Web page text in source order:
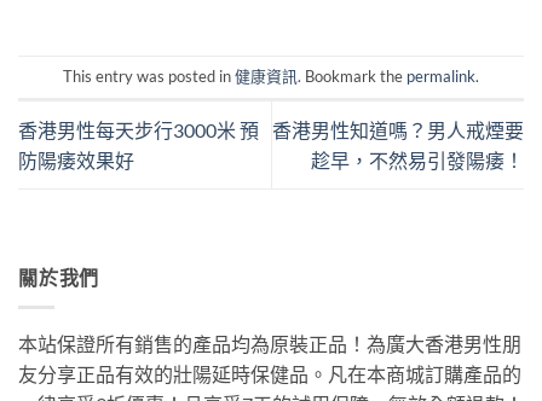
This entry was posted in健康資訊. Bookmark the permalink.
香港男性每天步行3000米 預
防陽痿效果好
香港男性知道嗎？男人戒煙要
趁早，不然易引發陽痿！
關於我們
本站保證所有銷售的產品均為原裝正品！為廣大香港男性朋
友分享正品有效的壯陽延時保健品。凡在本商城訂購產品的